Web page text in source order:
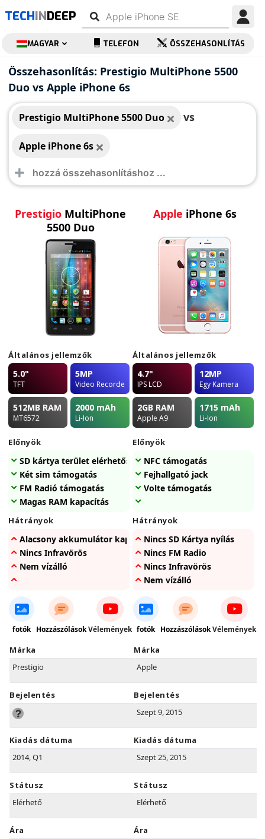
TECHINDEEP
MAGYAR TELEFON ÖSSZEHASONLÍTÁS
Összehasonlítás: Prestigio MultiPhone 5500
Duo vs Apple iPhone 6s
Prestigio MultiPhone 5500 Duo vs
Apple iPhone 6s
Prestigio MultiPhone
5500 Duo
Prestigio MultiPhone
5500 Duo
Általános jellemzők
5.0"
TFT
5MP
Video Recorder
512MB RAM
MT6572
2000 mAh
Li-Ion
Előnyök
SD kártya terület elérhetőség
Két sim támogatás
FM Radió támogatás
Magas RAM kapacítás
Hátrányok
Alacsony akkumulátor kapacítás
Nincs Infravörös
Nem vízálló
fotók HozzászólásokVélemények
Márka
Prestigio
Bejelentés
Kiadás dátuma
2014, Q1
Státusz
Elérhető
Ára
Apple iPhone 6s
Apple iPhone 6s
Általános jellemzők
4.7"
IPS LCD
12MP
Egy Kamera
2GB RAM
Apple A9
1715 mAh
Li-Ion
Előnyök
NFC támogatás
Fejhallgató jack
Volte támogatás
Hátrányok
Nincs SD Kártya nyílás
Nincs FM Radio
Nincs Infravörös
Nem vízálló
fotók HozzászólásokVélemények
Márka
Apple
Bejelentés
Szept 9, 2015
Kiadás dátuma
Szept 25, 2015
Státusz
Elérhető
Ára